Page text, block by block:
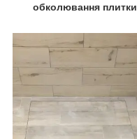
обколювання плитки